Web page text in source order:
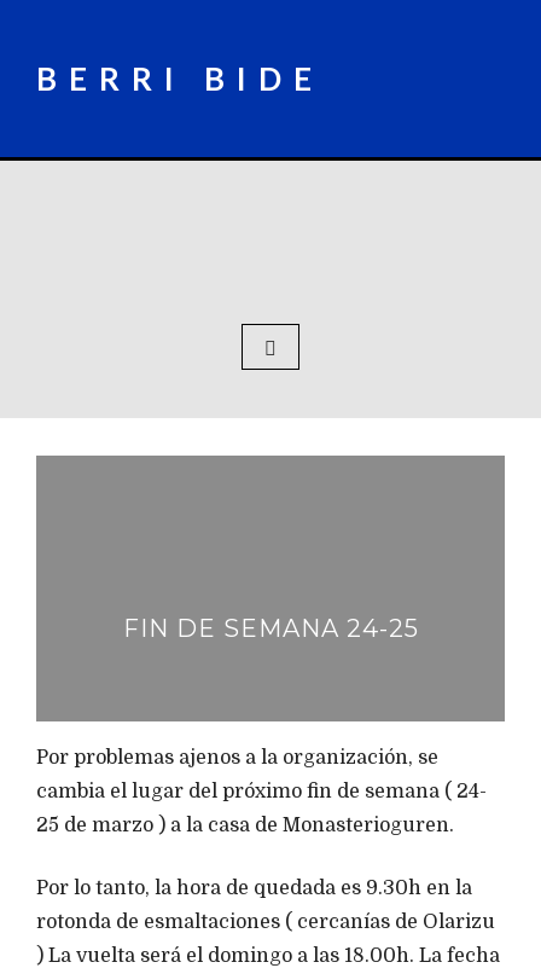
BERRI BIDE
FIN DE SEMANA 24-25
Por problemas ajenos a la organización, se
cambia el lugar del próximo fin de semana ( 24-
25 de marzo ) a la casa de Monasterioguren.
Por lo tanto, la hora de quedada es 9.30h en la
rotonda de esmaltaciones ( cercanías de Olarizu
) La vuelta será el domingo a las 18.00h. La fecha